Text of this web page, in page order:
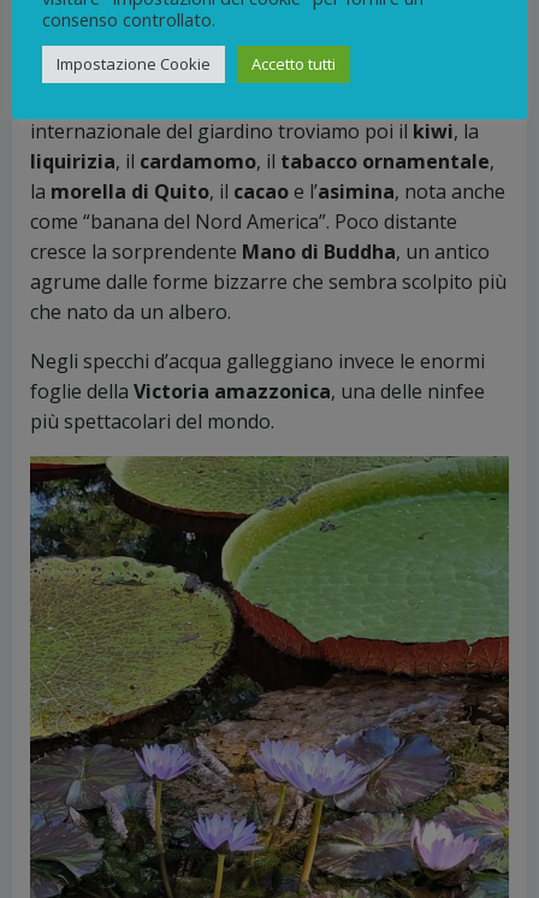
internazionale del giardino troviamo poi il kiwi, la
liquirizia, il cardamomo, il tabacco ornamentale,
la morella di Quito, il cacaoe l’asimina, nota anche
come “banana del Nord America”. Poco distante
cresce la sorprendente Mano di Buddha, un antico
agrume dalle forme bizzarre che sembra scolpito più
che nato da un albero.
Negli specchi d’acqua galleggiano invece le enormi
foglie della Victoria amazzonica, una delle ninfee
più spettacolari del mondo.
consenso controllato.
Impostazione Cookie Accetto tutti